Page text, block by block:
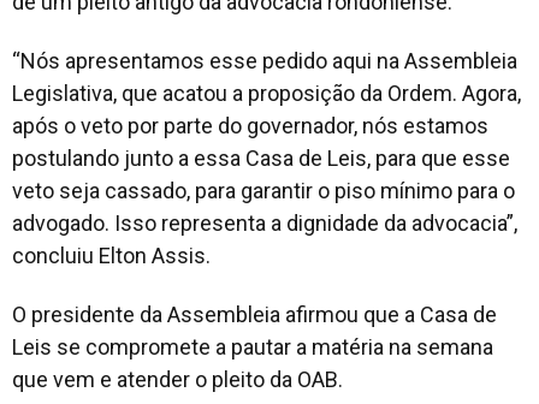
“Nós apresentamos esse pedido aqui na Assembleia
Legislativa, que acatou a proposição da Ordem. Agora,
após o veto por parte do governador, nós estamos
postulando junto a essa Casa de Leis, para que esse
veto seja cassado, para garantir o piso mínimo para o
advogado. Isso representa a dignidade da advocacia”,
concluiu Elton Assis.
O presidente da Assembleia afirmou que a Casa de
Leis se compromete a pautar a matéria na semana
que vem e atender o pleito da OAB.